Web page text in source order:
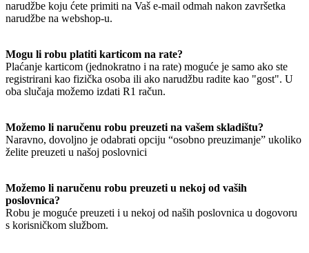
narudžbe koju ćete primiti na Vaš e-mail odmah nakon završetka
narudžbe na webshop-u.
Mogu li robu platiti karticom na rate?
Plaćanje karticom (jednokratno i na rate) moguće je samo ako ste
registrirani kao fizička osoba ili ako narudžbu radite kao "gost". U
oba slučaja možemo izdati R1 račun.
Možemo li naručenu robu preuzeti na vašem skladištu?
Naravno, dovoljno je odabrati opciju “osobno preuzimanje” ukoliko
želite preuzeti u našoj poslovnici
Možemo li naručenu robu preuzeti u nekoj od vaših
poslovnica?
Robu je moguće preuzeti i u nekoj od naših poslovnica u dogovoru
s korisničkom službom.